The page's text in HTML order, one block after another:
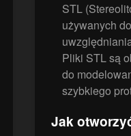
STL
używanych
Pliki STL są
do
szybkiego
Jak